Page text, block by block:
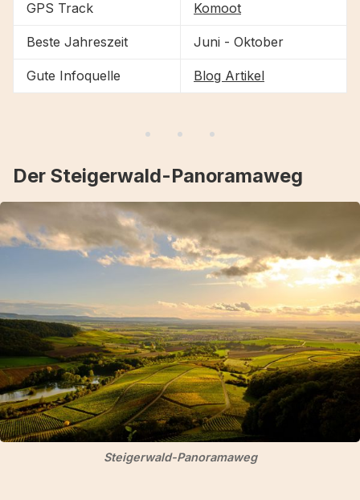
GPS Track Komoot
Beste Jahreszeit Juni - Oktober
Gute Infoquelle Blog Artikel
Der Steigerwald-Panoramaweg
Steigerwald-Panoramaweg